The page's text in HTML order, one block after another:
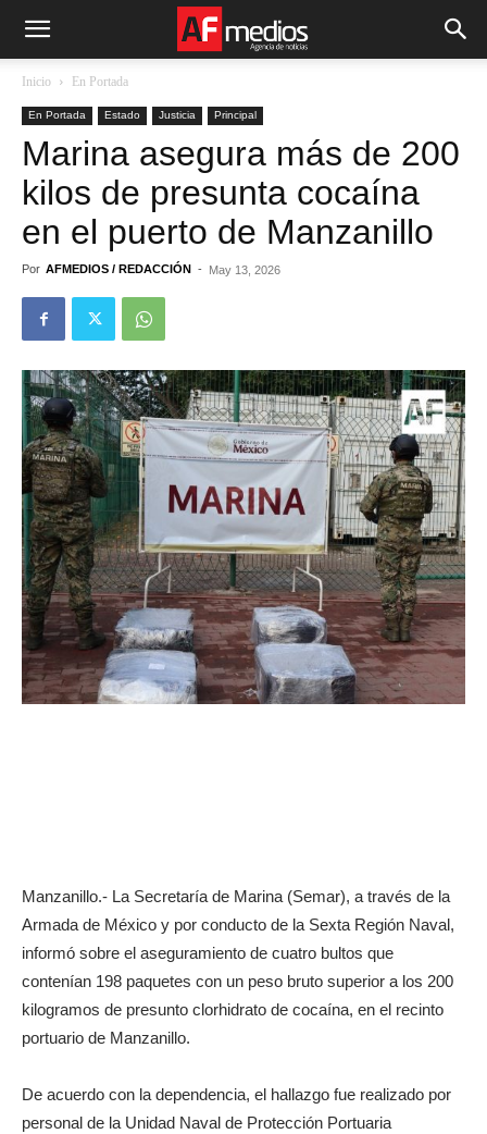
Inicio En Portada
En Portada Estado Justicia Principal
Marina asegura más de 200
kilos de presunta cocaína
en el puerto de Manzanillo
Por AFMEDIOS / REDACCIÓN - May 13, 2026
Manzanillo.- La Secretaría de Marina (Semar), a través de la
Armada de México y por conducto de la Sexta Región Naval,
informó sobre el aseguramiento de cuatro bultos que
contenían 198 paquetes con un peso bruto superior a los 200
kilogramos de presunto clorhidrato de cocaína, en el recinto
portuario de Manzanillo.
De acuerdo con la dependencia, el hallazgo fue realizado por
personal de la Unidad Naval de Protección Portuaria